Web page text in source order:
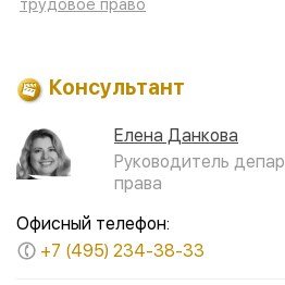
трудовое право
Консультант
Елена Данкова
Руководитель
права
Офисный телефон:
+7 (495) 234-38-33